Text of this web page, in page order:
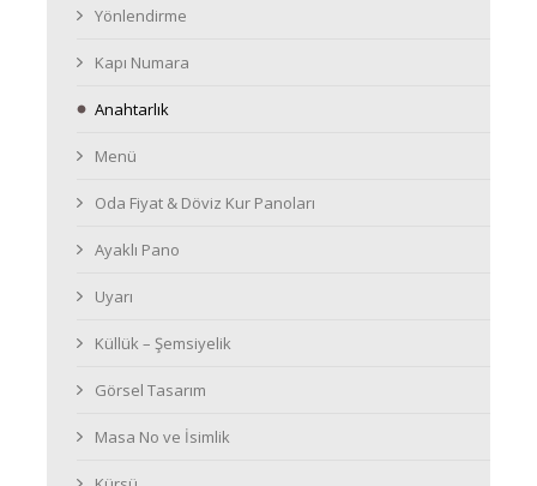
Yönlendirme
Kapı Numara
Anahtarlık
Menü
Oda Fiyat & Döviz Kur Panoları
Ayaklı Pano
Uyarı
Küllük – Şemsiyelik
Görsel Tasarım
Masa No ve İsimlik